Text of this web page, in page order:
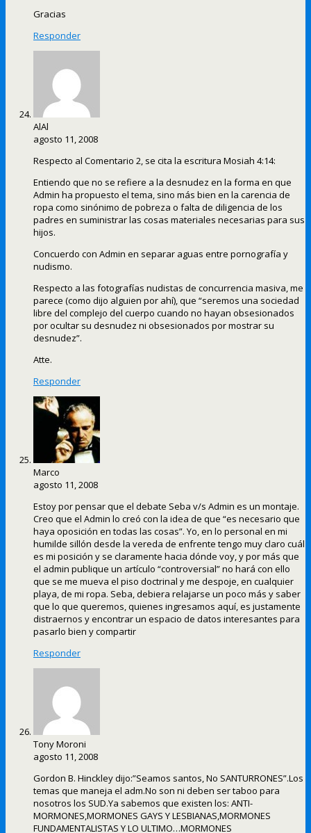
Gracias
Responder
AlAl
agosto 11, 2008
Respecto al Comentario 2, se cita la escritura Mosiah 4:14:
Entiendo que no se refiere a la desnudez en la forma en que
Admin ha propuesto el tema, sino más bien en la carencia de
ropa como sinónimo de pobreza o falta de diligencia de los
padres en suministrar las cosas materiales necesarias para sus
hijos.
Concuerdo con Admin en separar aguas entre pornografía y
nudismo.
Respecto a las fotografías nudistas de concurrencia masiva, me
parece (como dijo alguien por ahí), que “seremos una sociedad
libre del complejo del cuerpo cuando no hayan obsesionados
por ocultar su desnudez ni obsesionados por mostrar su
desnudez”.
Atte.
Responder
Marco
agosto 11, 2008
Estoy por pensar que el debate Seba v/s Admin es un montaje.
Creo que el Admin lo creó con la idea de que “es necesario que
haya oposición en todas las cosas”. Yo, en lo personal en mi
humilde sillón desde la vereda de enfrente tengo muy claro cuál
es mi posición y se claramente hacia dónde voy, y por más que
el admin publique un artículo “controversial” no hará con ello
que se me mueva el piso doctrinal y me despoje, en cualquier
playa, de mi ropa. Seba, debiera relajarse un poco más y saber
que lo que queremos, quienes ingresamos aquí, es justamente
distraernos y encontrar un espacio de datos interesantes para
pasarlo bien y compartir
Responder
Tony Moroni
agosto 11, 2008
Gordon B. Hinckley dijo:”Seamos santos, No SANTURRONES”.Los
temas que maneja el adm.No son ni deben ser taboo para
nosotros los SUD.Ya sabemos que existen los: ANTI-
MORMONES,MORMONES GAYS Y LESBIANAS,MORMONES
FUNDAMENTALISTAS Y LO ULTIMO…MORMONES